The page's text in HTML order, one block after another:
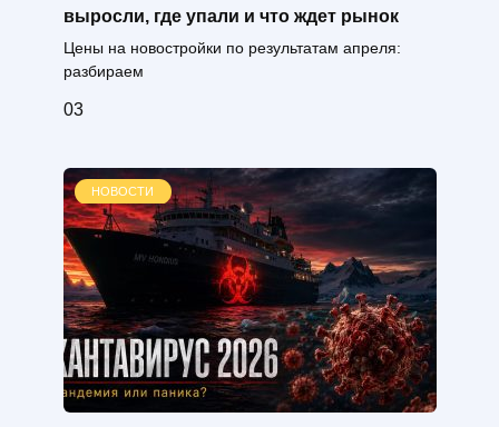
выросли, где упали и что ждет рынок
Цены на новостройки по результатам апреля:
разбираем
03
НОВОСТИ